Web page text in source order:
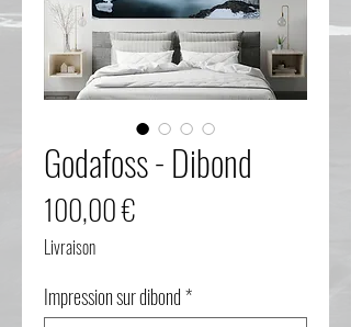
Godafoss - Dibond
100,00 €
Livraison
Impression sur dibond*